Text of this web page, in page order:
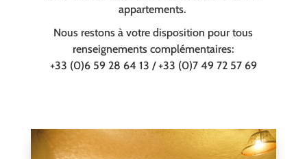
appartements.
Nous restons à votre disposition pour tous
renseignements complémentaires:
+33 (0)6 59 28 64 13 / +33 (0)7 49 72 57 69